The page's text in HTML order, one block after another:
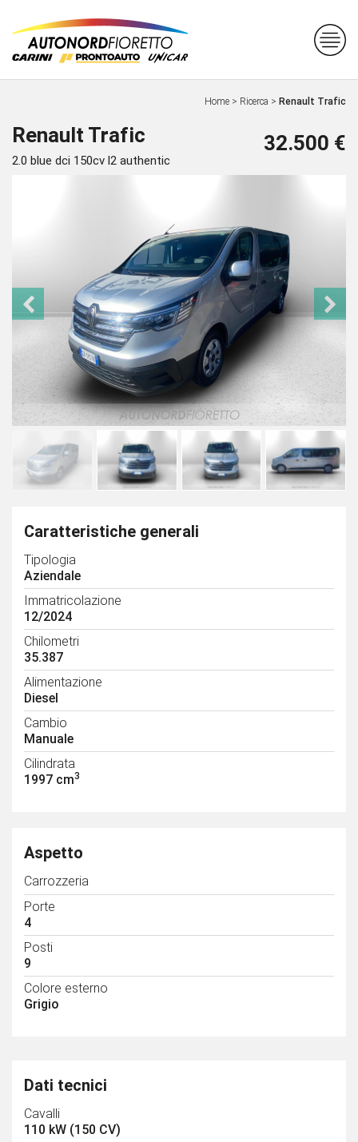
Home > Ricerca > Renault Trafic
Renault Trafic
2.0 blue dci 150cv l2 authentic
32.500 €
Caratteristiche generali
Tipologia
Aziendale
Immatricolazione
12/2024
Chilometri
35.387
Alimentazione
Diesel
Cambio
Manuale
Cilindrata
1997 cm3
Aspetto
Carrozzeria
Porte
4
Posti
9
Colore esterno
Grigio
Dati tecnici
Cavalli
110 kW (150 CV)